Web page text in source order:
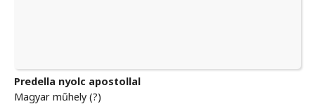
Predella nyolc apostollal
Magyar műhely (?)